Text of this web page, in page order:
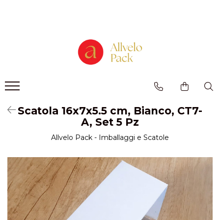
Scatole per Panettone e Torte
Finestra
Finestra
Buste in Cartone per Regalo
vassoio incluso "Smart-Box"
Scatole Alte con Finestra per
Pasticcini
Scatole Alte senza Finestra per Mini
Pasticcini
Scatole Aperte con Finestra
Scatola 16x7x5.5 cm, Bianco, CT7-
A, Set 5 Pz
Allvelo Pack - Imballaggi e Scatole